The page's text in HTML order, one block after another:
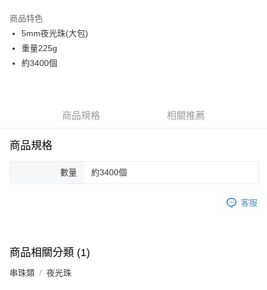
街口支付
悠遊付
每筆NT$60，滿NT$1,500(含以上)免運費
付款後全家取貨
宅配 新竹物流
每筆NT$130，滿NT$2,000(含以上)免運費
商品特色
5mm夜光珠(大包)
重量225g
約3400個
商品規格 相關推薦
商品規格
數量 約3400個
客服
商品相關分類 (1)
串珠類 夜光珠